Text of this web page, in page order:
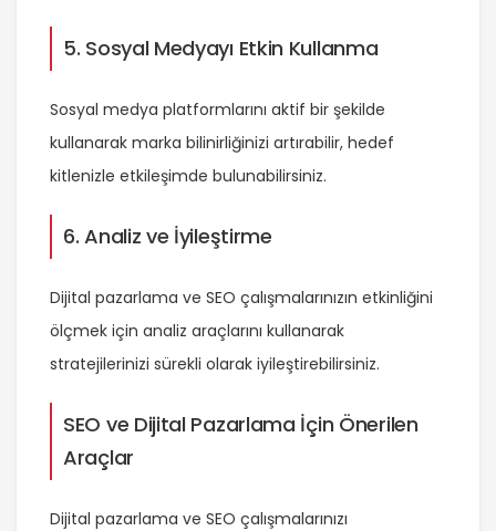
5. Sosyal Medyayı Etkin Kullanma
Sosyal medya platformlarını aktif bir şekilde
kullanarak marka bilinirliğinizi artırabilir, hedef
kitlenizle etkileşimde bulunabilirsiniz.
6. Analiz ve İyileştirme
Dijital pazarlama ve SEO çalışmalarınızın etkinliğini
ölçmek için analiz araçlarını kullanarak
stratejilerinizi sürekli olarak iyileştirebilirsiniz.
SEO ve Dijital Pazarlama İçin Önerilen
Araçlar
Dijital pazarlama ve SEO çalışmalarınızı